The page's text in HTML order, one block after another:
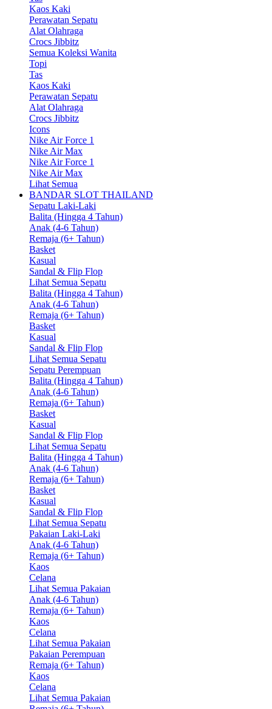
Kaos Kaki
Perawatan Sepatu
Alat Olahraga
Crocs Jibbitz
Semua Koleksi Wanita
Topi
Tas
Kaos Kaki
Perawatan Sepatu
Alat Olahraga
Crocs Jibbitz
Icons
Nike Air Force 1
Nike Air Max
Nike Air Force 1
Nike Air Max
Lihat Semua
BANDAR SLOT THAILAND
Sepatu Laki-Laki
Balita (Hingga 4 Tahun)
Anak (4-6 Tahun)
Remaja (6+ Tahun)
Basket
Kasual
Sandal & Flip Flop
Lihat Semua Sepatu
Balita (Hingga 4 Tahun)
Anak (4-6 Tahun)
Remaja (6+ Tahun)
Basket
Kasual
Sandal & Flip Flop
Lihat Semua Sepatu
Sepatu Perempuan
Balita (Hingga 4 Tahun)
Anak (4-6 Tahun)
Remaja (6+ Tahun)
Basket
Kasual
Sandal & Flip Flop
Lihat Semua Sepatu
Balita (Hingga 4 Tahun)
Anak (4-6 Tahun)
Remaja (6+ Tahun)
Basket
Kasual
Sandal & Flip Flop
Lihat Semua Sepatu
Pakaian Laki-Laki
Anak (4-6 Tahun)
Remaja (6+ Tahun)
Kaos
Celana
Lihat Semua Pakaian
Anak (4-6 Tahun)
Remaja (6+ Tahun)
Kaos
Celana
Lihat Semua Pakaian
Pakaian Perempuan
Remaja (6+ Tahun)
Kaos
Celana
Lihat Semua Pakaian